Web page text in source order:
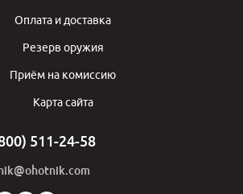
Оплата и доставка
Резерв оружия
Приём на комиссию
Карта сайта
511-24-58